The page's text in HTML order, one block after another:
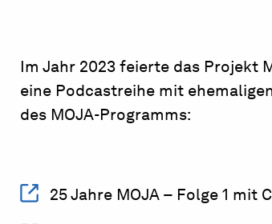
Im Jahr 2023 feierte das Projekt
eine Podcastreihe mit
des MOJA-Programms:
25 Jahre MOJA – Folge 1 mit